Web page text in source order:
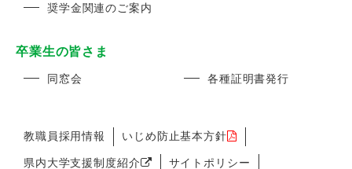
奨学金関連のご案内
卒業生の皆さま
同窓会 各種証明書発行
教職員採用情報 いじめ防止基本方針
県内大学支援制度紹介 サイトポリシー